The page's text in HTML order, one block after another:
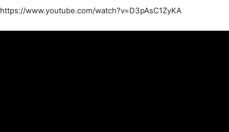
https://www.youtube.com/watch?v=D3pAsC1ZyKA